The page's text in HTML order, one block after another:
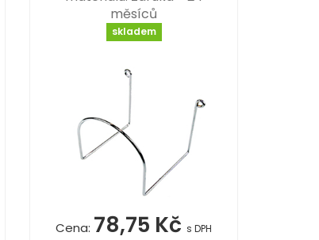
měsíců
skladem
Cena: 78,75 Kčs DPH